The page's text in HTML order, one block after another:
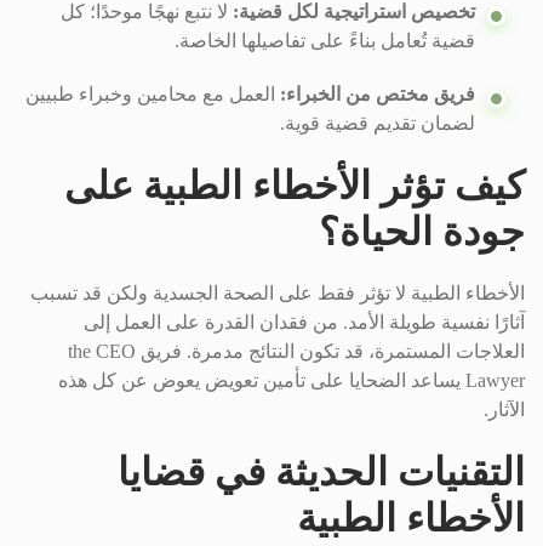
تخصيص استراتيجية لكل قضية: لا نتبع نهجًا موحدًا؛ كل
قضية تُعامل بناءً على تفاصيلها الخاصة.
فريق مختص من الخبراء: العمل مع محامين وخبراء طبيين
لضمان تقديم قضية قوية.
كيف تؤثر الأخطاء الطبية على
جودة الحياة؟
الأخطاء الطبية لا تؤثر فقط على الصحة الجسدية ولكن قد تسبب
آثارًا نفسية طويلة الأمد. من فقدان القدرة على العمل إلى
العلاجات المستمرة، قد تكون النتائج مدمرة. فريق the CEO
Lawyer يساعد الضحايا على تأمين تعويض يعوض عن كل هذه
الآثار.
التقنيات الحديثة في قضايا
الأخطاء الطبية